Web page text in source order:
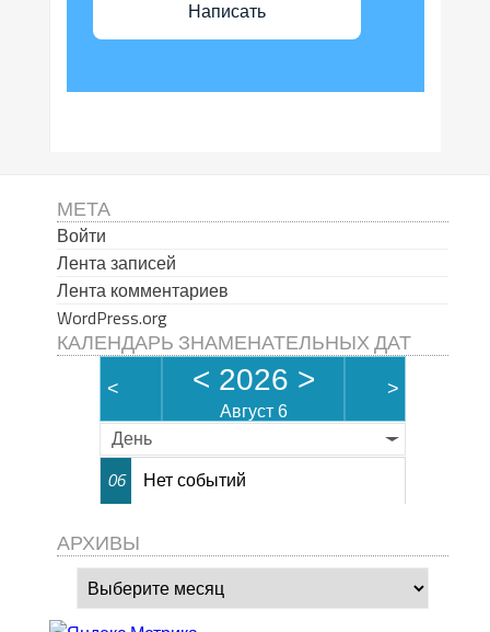
Написать
МЕТА
Войти
Лента записей
Лента комментариев
WordPress.org
КАЛЕНДАРЬ ЗНАМЕНАТЕЛЬНЫХ ДАТ
< < 2026 >
Август 6
>
День
06 Нет событий
АРХИВЫ
Архивы